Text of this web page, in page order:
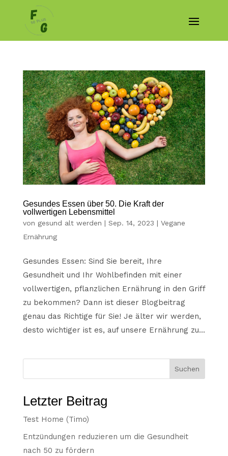
Gesundes Essen über 50. Die Kraft der
vollwertigen Lebensmittel
von gesund alt werden | Sep. 14, 2023 | Vegane
Ernährung
Gesundes Essen: Sind Sie bereit, Ihre
Gesundheit und Ihr Wohlbefinden mit einer
vollwertigen, pflanzlichen Ernährung in den Griff
zu bekommen? Dann ist dieser Blogbeitrag
genau das Richtige für Sie! Je älter wir werden,
desto wichtiger ist es, auf unsere Ernährung zu...
Suchen
Letzter Beitrag
Test Home (Timo)
Entzündungen reduzieren um die Gesundheit
nach 50 zu fördern